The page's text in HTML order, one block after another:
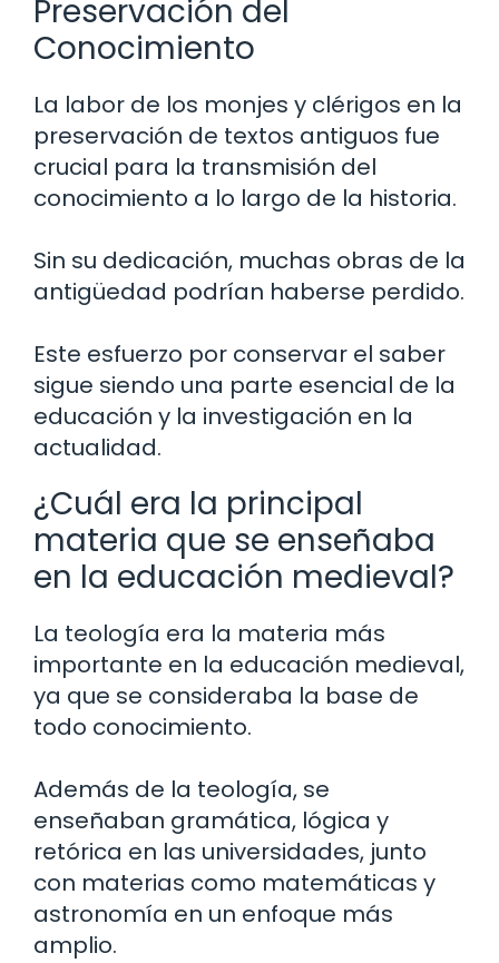
Preservación del
Conocimiento
La labor de los monjes y clérigos en la
preservación de textos antiguos fue
crucial para la transmisión del
conocimiento a lo largo de la historia.
Sin su dedicación, muchas obras de la
antigüedad podrían haberse perdido.
Este esfuerzo por conservar el saber
sigue siendo una parte esencial de la
educación y la investigación en la
actualidad.
¿Cuál era la principal
materia que se enseñaba
en la educación medieval?
La teología era la materia más
importante en la educación medieval,
ya que se consideraba la base de
todo conocimiento.
Además de la teología, se
enseñaban gramática, lógica y
retórica en las universidades, junto
con materias como matemáticas y
astronomía en un enfoque más
amplio.